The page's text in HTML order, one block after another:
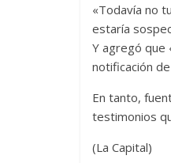
«Todavía no
estaría
Y agregó que
notificación
En tanto,
testimonios
(La Capital)